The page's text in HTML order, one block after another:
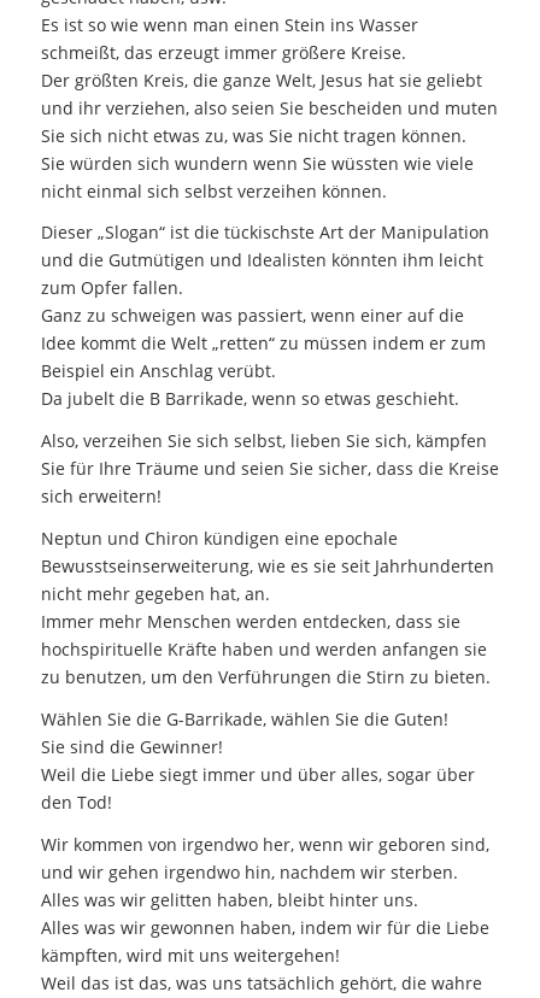
Es ist so wie wenn man einen Stein ins Wasser
schmeißt, das erzeugt immer größere Kreise.
Der größten Kreis, die ganze Welt, Jesus hat sie geliebt
und ihr verziehen, also seien Sie bescheiden und muten
Sie sich nicht etwas zu, was Sie nicht tragen können.
Sie würden sich wundern wenn Sie wüssten wie viele
nicht einmal sich selbst verzeihen können.
Dieser „Slogan“ ist die tückischste Art der Manipulation
und die Gutmütigen und Idealisten könnten ihm leicht
zum Opfer fallen.
Ganz zu schweigen was passiert, wenn einer auf die
Idee kommt die Welt „retten“ zu müssen indem er zum
Beispiel ein Anschlag verübt.
Da jubelt die B Barrikade, wenn so etwas geschieht.
Also, verzeihen Sie sich selbst, lieben Sie sich, kämpfen
Sie für Ihre Träume und seien Sie sicher, dass die Kreise
sich erweitern!
Neptun und Chiron kündigen eine epochale
Bewusstseinserweiterung, wie es sie seit Jahrhunderten
nicht mehr gegeben hat, an.
Immer mehr Menschen werden entdecken, dass sie
hochspirituelle Kräfte haben und werden anfangen sie
zu benutzen, um den Verführungen die Stirn zu bieten.
Wählen Sie die G-Barrikade, wählen Sie die Guten!
Sie sind die Gewinner!
Weil die Liebe siegt immer und über alles, sogar über
den Tod!
Wir kommen von irgendwo her, wenn wir geboren sind,
und wir gehen irgendwo hin, nachdem wir sterben.
Alles was wir gelitten haben, bleibt hinter uns.
Alles was wir gewonnen haben, indem wir für die Liebe
kämpften, wird mit uns weitergehen!
Weil das ist das, was uns tatsächlich gehört, die wahre